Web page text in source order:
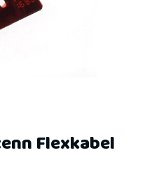
Flexkabel